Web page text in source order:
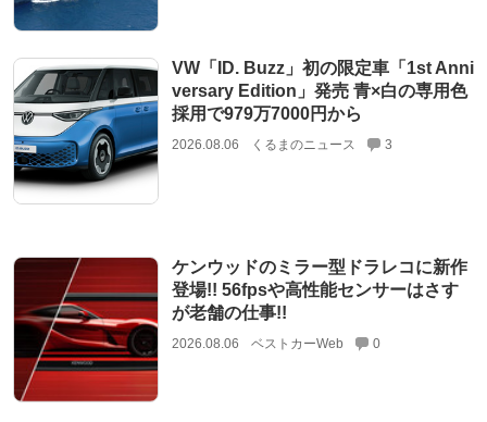
VW「ID. Buzz」初の限定車「1st Anni
versary Edition」発売 青×白の専用色
採用で979万7000円から
2026.08.06 くるまのニュース 3
ケンウッドのミラー型ドラレコに新作
登場!! 56fpsや高性能センサーはさす
が老舗の仕事!!
2026.08.06 ベストカーWeb 0